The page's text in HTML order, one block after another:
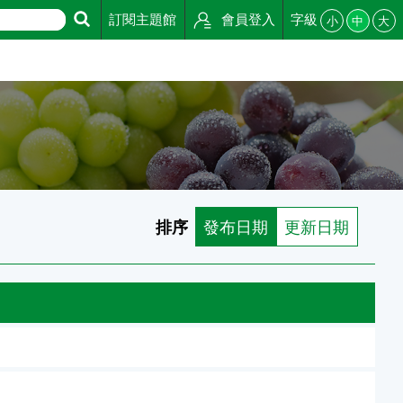
訂閱主題館 會員登入 字級 小 中 大
排序 發布日期 更新日期